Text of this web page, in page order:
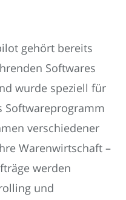
gehört bereits
Softwares
wurde speziell für
Softwareprogramm
verschiedener
Warenwirtschaft –
werden
und